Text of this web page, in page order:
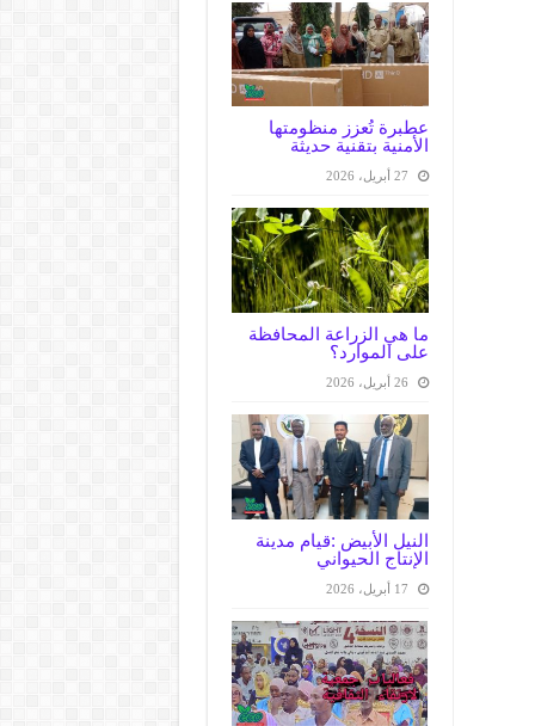
عطبرة تُعزز منظومتها
الأمنية بتقنية حديثة
27 أبريل، 2026
ما هي الزراعة المحافظة
على الموارد؟
26 أبريل، 2026
النيل الأبيض :قيام مدينة
الإنتاج الحيواني
17 أبريل، 2026